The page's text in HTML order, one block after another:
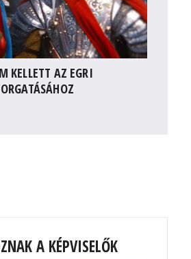
KELLETT AZ EGRI
A KÉPVISELŐK